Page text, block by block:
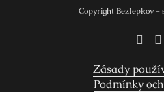
Copyright Bezlepkov -
Zásady
Podmínky